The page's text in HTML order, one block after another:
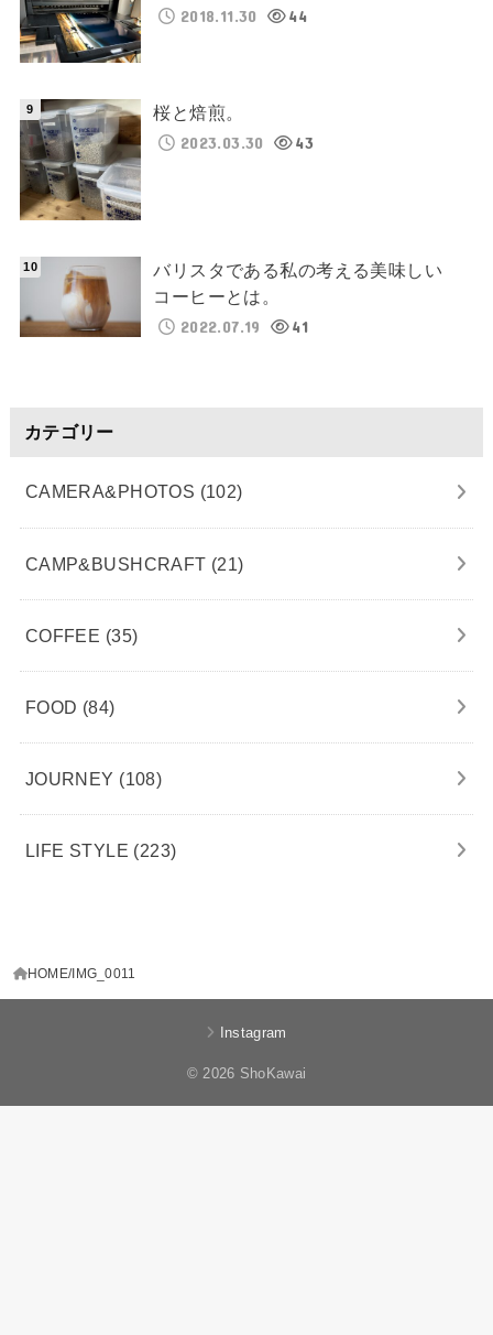
2018.11.30
44
桜と焙煎。
2023.03.30
43
バリスタである私の考える美味しい
コーヒーとは。
2022.07.19
41
カテゴリー
CAMERA&PHOTOS (102)
CAMP&BUSHCRAFT (21)
COFFEE (35)
FOOD (84)
JOURNEY (108)
LIFE STYLE (223)
HOME IMG_0011
Instagram
© 2026 ShoKawai